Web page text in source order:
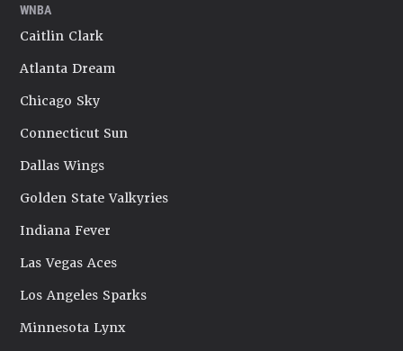
WNBA
Caitlin Clark
Atlanta Dream
Chicago Sky
Connecticut Sun
Dallas Wings
Golden State Valkyries
Indiana Fever
Las Vegas Aces
Los Angeles Sparks
Minnesota Lynx